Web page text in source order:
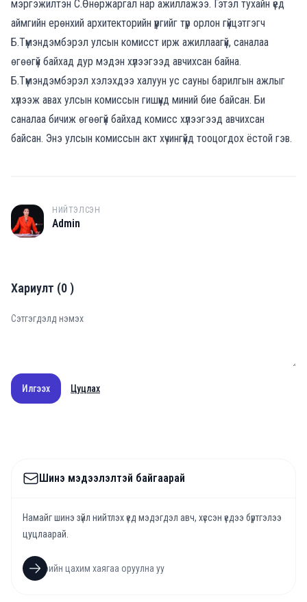
мэргэжилтэн С.Өнөржаргал нар ажиллажээ. Гэтэл тухайн үед
аймгийн ерөнхий архитекторийн үүргийг түр орлон гүйцэтгэгч
Б.Түмэндэмбэрэл улсын комисст ирж ажиллаагүй, саналаа
өгөөгүй байхад дур мэдэн хүлээгээд авчихсан байна.
Б.Түмэндэмбэрэл хэлэхдээ халуун ус сауны барилгын ажлыг
хүлээж авах улсын комиссын гишүүнд миний бие байсан. Би
саналаа бичиж өгөөгүй байхад комисс хүлээгээд авчихсан
байсан. Энэ улсын комиссын акт хүчингүйд тооцогдох ёстой гэв.
A
НИЙТЭЛСЭН
Admin
Хариулт (0)
Илгээх Цуцлах
Шинэ мэдээлэлтэй байгаарай
Намайг шинэ зүйл нийтлэх үед мэдэгдэл авч, хүссэн үедээ бүртгэлээ
цуцлаарай.